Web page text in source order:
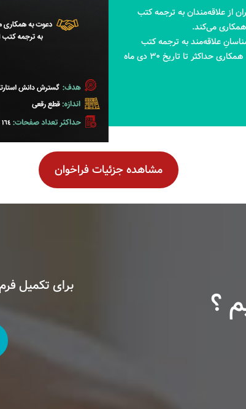
از علاقه‌مندان به ترجمه کتب
همکاری می‌کند.
علاقه‌مند به ترجمه کتب
استارتاپی با مشخصات فوق دعوت می‌کند در صورت تمایل به همکاری حداکثر تا تاریخ ۳۰ دی ماه
مشاهده جزئیات فراخوان
؟ برای تکمیل